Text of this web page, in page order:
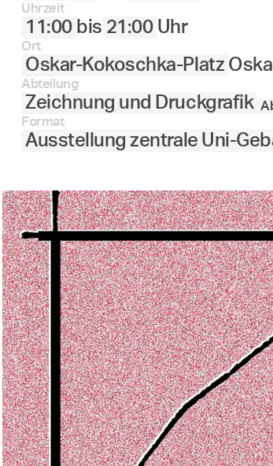
Uhrzeit
11:00 bis 21:00 Uhr
Ort
Oskar-Kokoschka-Platz
Abteilung
Zeichnung und Druckgrafik
Format
Ausstellung zentrale Uni-